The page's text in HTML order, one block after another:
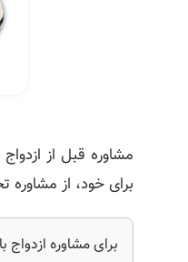
مشاوره قبل از
برای خود، از مشاوره
برای مشاوره ازدواج